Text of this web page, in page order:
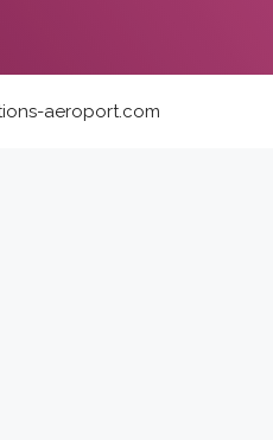
aeroport.com